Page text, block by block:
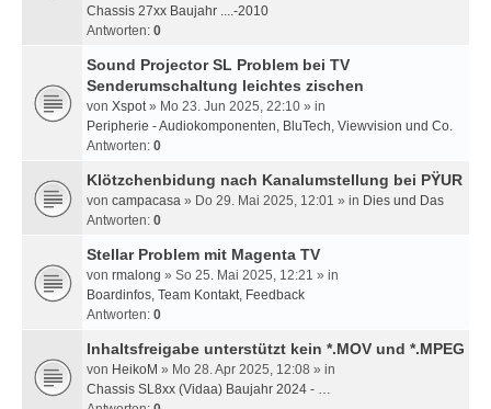
Chassis 27xx Baujahr ....-2010
Antworten: 0
Sound Projector SL Problem bei TV
Senderumschaltung leichtes zischen
von Xspot» Mo 23. Jun 2025, 22:10 » in
Peripherie - Audiokomponenten, BluTech, Viewvision und Co.
Antworten: 0
Klötzchenbidung nach Kanalumstellung bei PŸUR
von campacasa » Do 29. Mai 2025, 12:01 » in Dies und Das
Antworten: 0
Stellar Problem mit Magenta TV
von rmalong » So 25. Mai 2025, 12:21 » in
Boardinfos, Team Kontakt, Feedback
Antworten: 0
Inhaltsfreigabe unterstützt kein *.MOV und *.MPEG
von HeikoM » Mo 28. Apr 2025, 12:08 » in
Chassis SL8xx (Vidaa) Baujahr 2024 - …